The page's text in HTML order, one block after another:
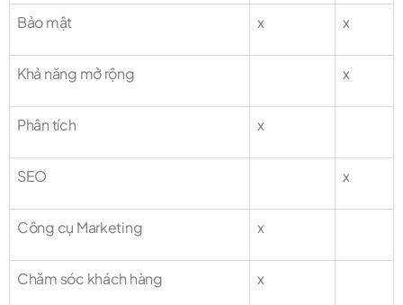
Bảo mật x x
Khả năng mở rộng x
Phân tích x
SEO x
Công cụ Marketing x
Chăm sóc khách hàng x